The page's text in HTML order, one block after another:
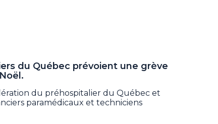
du Québec prévoient une grève
du préhospitalier du Québec et
paramédicaux et techniciens